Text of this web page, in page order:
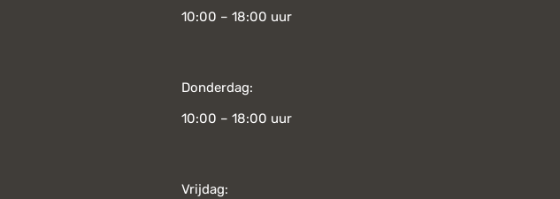
10:00 – 18:00 uur
Donderdag:
10:00 – 18:00 uur
Vrijdag: